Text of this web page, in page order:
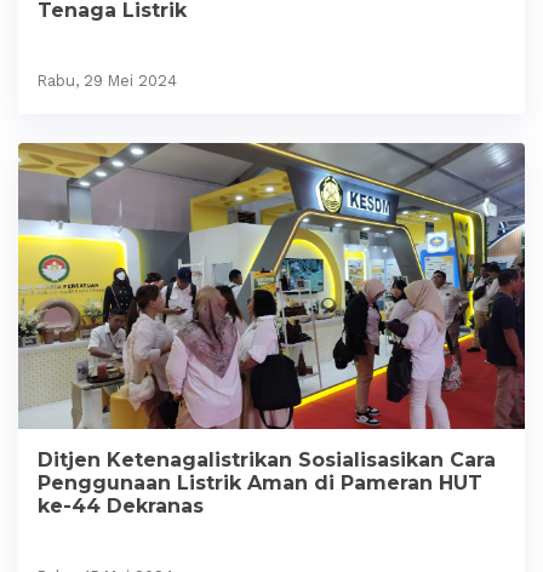
Tenaga Listrik
Rabu, 29 Mei 2024
Ditjen Ketenagalistrikan Sosialisasikan Cara
Penggunaan Listrik Aman di Pameran HUT
ke-44 Dekranas